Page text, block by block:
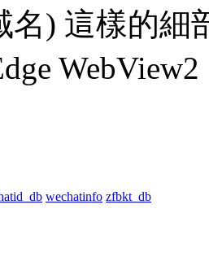
名) 這樣的
wechatinfo zfbkt_db